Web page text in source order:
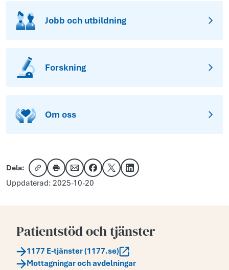
Jobb och utbildning
Forskning
Om oss
Dela:
Kopiera länk
Skriv utDela via e-post
Dela på Facebook
Dela på XDela på LinkedIn
Uppdaterad: 2025-10-20
Patientstöd och tjänster
1177 E-tjänster (1177.se)
Mottagningar och avdelningar